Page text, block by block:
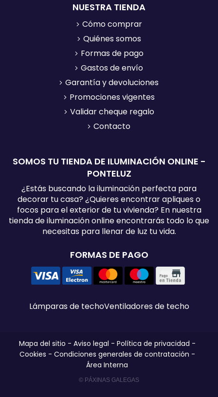
SOMOS TU TIENDA DE ILUMINACIÓN ONLINE -
PONTELUZ
¿Estás buscando la iluminación perfecta para
decorar tu casa? ¿Quieres encontrar apliques o
focos para el exterior de tu vivienda? En nuestra
tienda de iluminación online encontrarás todo lo que
necesitas para llenar de luz tu vida.
FORMAS DE PAGO
NUESTRA TIENDA
Cómo comprar
Quiénes somos
Formas de pago
Gastos de envío
Garantía y devoluciones
Promociones vigentes
Validar cheque regalo
Contacto
Lámparas de techoVentiladores de techo
Mapa del sitio - Aviso legal - Política de privacidad -
Cookies - Condiciones generales de contratación -
Área Interna
© PÁXINAS GALEGAS